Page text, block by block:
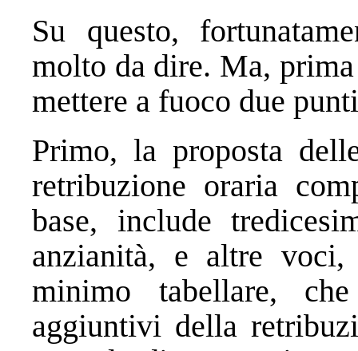
Su questo,
molto da dire. Ma,
mettere a fuoco due
Primo, la proposta
retribuzione oraria
base, include
anzianità, e altre
minimo tabellare,
aggiuntivi della